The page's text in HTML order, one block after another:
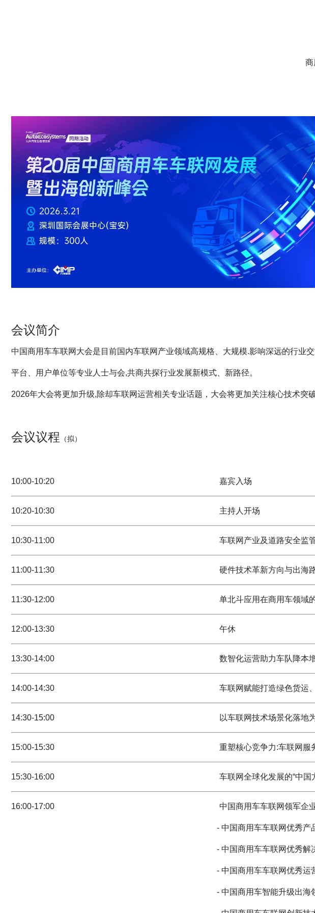
商
会议简介
中国商用车车联网大会是目前国内车联网产业领域高规格、大规模.影响深远的行业
平台、用户单位等专业人士与会,共商共探行业发展新模式、新路径。
2026年大会将更加升级,除却车联网运营相关专业话题，大会将更加关注核心技术突
会议议程 （拟）
10:00-10:20 嘉宾入场
10:20-10:30 主持人开场
10:30-11:00 车联网产业及道路安全监
11:00-11:30 硬件技术革新方向与出海
11:30-12:00 单北斗应用在商用车领域
12:00-13:30 午休
13:30-14:00 数智化运营助力车队降本
14:00-14:30 车联网赋能打造绿色货运
14:30-15:00 以车联网技术场景化落地
15:00-15:30 重塑核心竞争力:车联网服
15:30-16:00 车联网全球化发展的“中国
16:00-17:00 中国商用车车联网领军企
- 中国商用车车联网优秀产品供
- 中国商用车车联网优秀解决方案
- 中国商用车车联网优秀运营服
- 中国商用车智能升级出海领军